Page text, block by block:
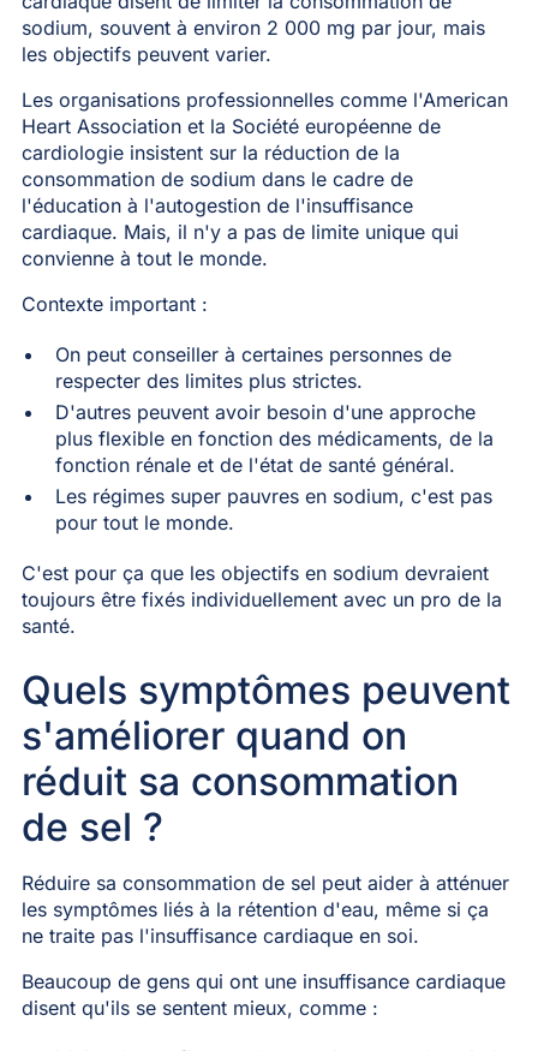
sodium, souvent à environ 2 000 mg par jour, mais
les objectifs peuvent varier.
Les organisations professionnelles comme l'American
Heart Association et la Société européenne de
cardiologie insistent sur la réduction de la
consommation de sodium dans le cadre de
l'éducation à l'autogestion de l'insuffisance
cardiaque. Mais, il n'y a pas de limite unique qui
convienne à tout le monde.
Contexte important :
On peut conseiller à certaines personnes de
respecter des limites plus strictes.
D'autres peuvent avoir besoin d'une approche
plus flexible en fonction des médicaments, de la
fonction rénale et de l'état de santé général.
Les régimes super pauvres en sodium, c'est pas
pour tout le monde.
C'est pour ça que les objectifs en sodium devraient
toujours être fixés individuellement avec un pro de la
santé.
Quels symptômes peuvent
s'améliorer quand on
réduit sa consommation
de sel ?
Réduire sa consommation de sel peut aider à atténuer
les symptômes liés à la rétention d'eau, même si ça
ne traite pas l'insuffisance cardiaque en soi.
Beaucoup de gens qui ont une insuffisance cardiaque
disent qu'ils se sentent mieux, comme :